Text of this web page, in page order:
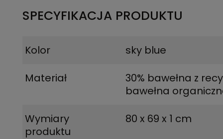
SPECYFIKACJA PRODUKTU
Kolor
sky blue
Materiał
30% bawełna z
bawełna
Wymiary
produktu
80 x 69 x 1 cm